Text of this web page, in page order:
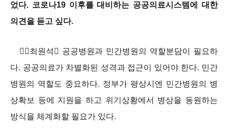
었다. 코로나19 이후를 대비하는 공공의료시스템에 대한
의견을 듣고 싶다.
최원석 공공병원과 민간병원의 역할분담이 필요하
다. 공공의료가 차별화된 성격과 접근이 있어야 한다. 민간
병원의 역할도 중요하다. 정부가 평상시엔 민간병원의 병
상확보 등에 지원을 하고 위기상황에서 병상을 동원하는
방식을 체계화할 필요가 있다.